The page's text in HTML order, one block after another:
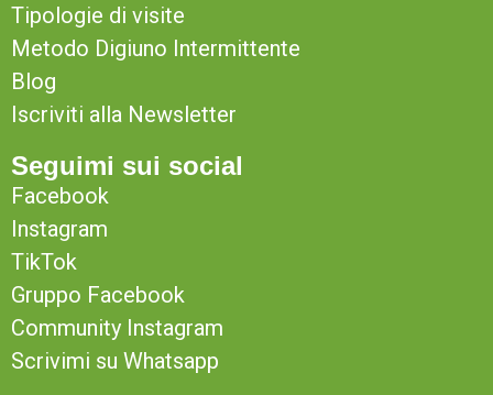
Tipologie di visite
Metodo Digiuno Intermittente
Blog
Iscriviti alla Newsletter
Seguimi sui social
Facebook
Instagram
TikTok
Gruppo Facebook
Community Instagram
Scrivimi su Whatsapp